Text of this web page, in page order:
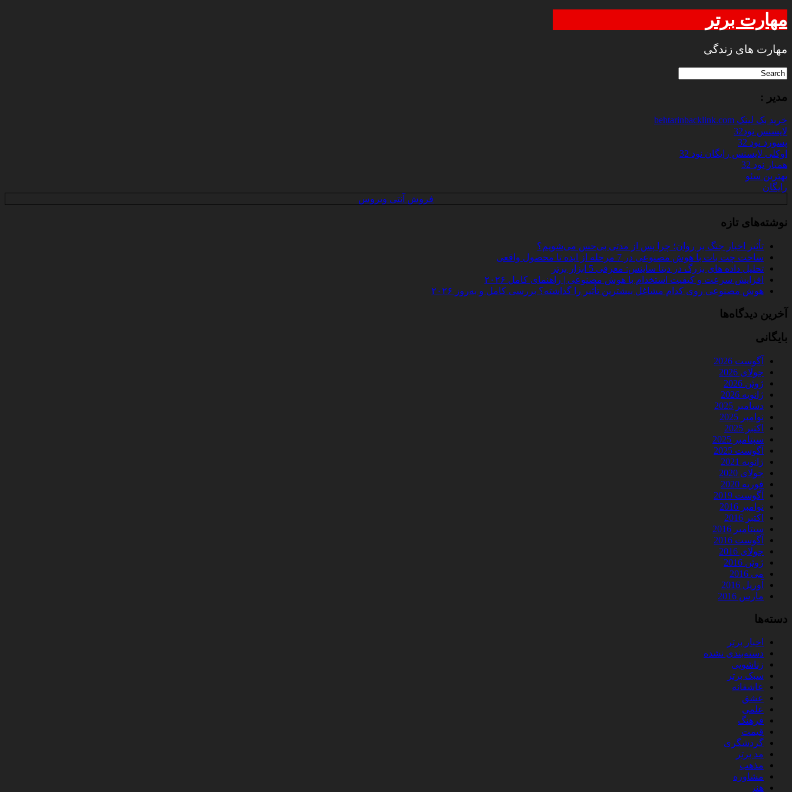
مهارت برتر
مهارت های زندگی
مدیر :
خرید بک لینک behtarinbacklink.com
لایسنس نود32
پسورد نود 32
اوکلی لایسنس رایگان نود 32
همیار نود 32
بهترین سئو
رایگان
فروش آنتی ویروس
نوشته‌های تازه
تأثیر اخبار جنگ بر روان؛ چرا پس از مدتی بی‌حس می‌شویم؟
ساخت چت‌ بات با هوش مصنوعی در 7 مرحله از ایده تا محصول واقعی
تحلیل داده‌ های بزرگ در دیتا ساینس: معرفی 5 ابزار برتر
افزایش سرعت و کیفیت استخدام با هوش مصنوعی | راهنمای کامل ۲۰۲۶
هوش مصنوعی روی کدام مشاغل بیشترین تأثیر را گذاشته؟ بررسی کامل و به‌روز ۲۰۲۶
آخرین دیدگاه‌ها
بایگانی
آگوست 2026
جولای 2026
ژوئن 2026
ژانویه 2026
دسامبر 2025
نوامبر 2025
اکتبر 2025
سپتامبر 2025
آگوست 2025
ژانویه 2021
جولای 2020
فوریه 2020
آگوست 2019
نوامبر 2016
اکتبر 2016
سپتامبر 2016
آگوست 2016
جولای 2016
ژوئن 2016
می 2016
آوریل 2016
مارس 2016
دسته‌ها
اخبار برتر
دسته‌بندی نشده
زناشویی
سبک برتر
عاشقانه
عشق
علمی
فرهنگ
قیمت
گردشگری
مد برتر
مذهب
مشاوره
هنر